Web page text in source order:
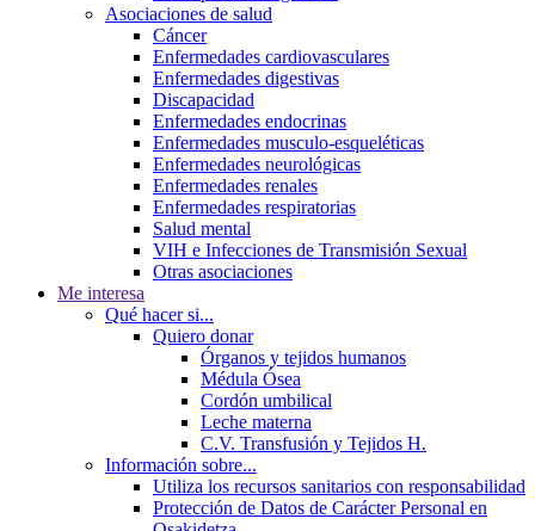
Asociaciones de salud
Cáncer
Enfermedades cardiovasculares
Enfermedades digestivas
Discapacidad
Enfermedades endocrinas
Enfermedades musculo-esqueléticas
Enfermedades neurológicas
Enfermedades renales
Enfermedades respiratorias
Salud mental
VIH e Infecciones de Transmisión Sexual
Otras asociaciones
Me interesa
Qué hacer si...
Quiero donar
Órganos y tejidos humanos
Médula Ósea
Cordón umbilical
Leche materna
C.V. Transfusión y Tejidos H.
Información sobre...
Utiliza los recursos sanitarios con responsabilidad
Protección de Datos de Carácter Personal en